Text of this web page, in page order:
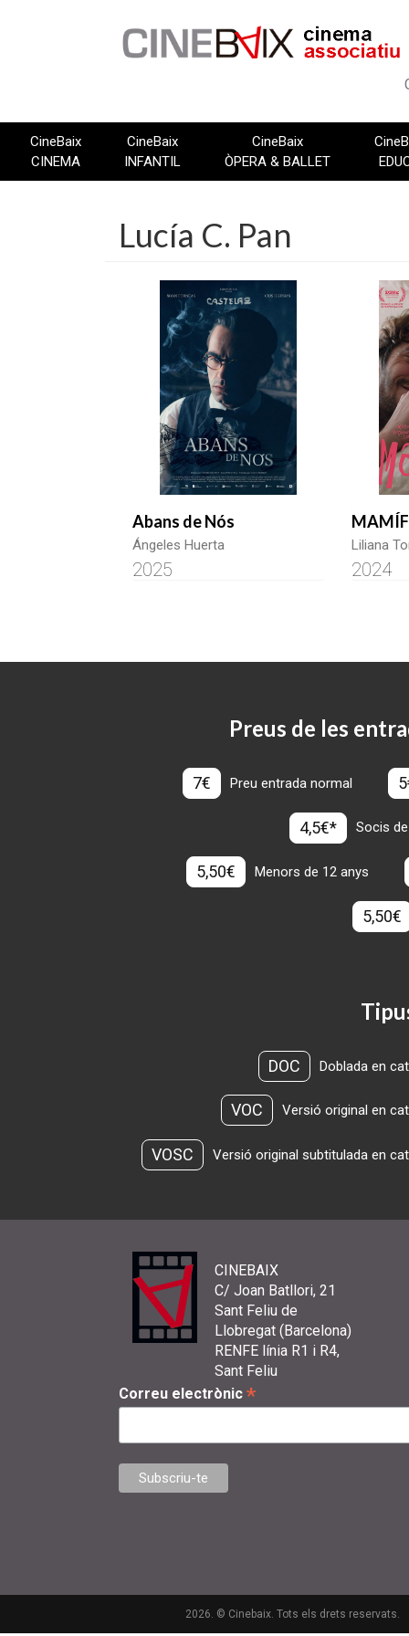
CineBaix
CINEMA
CineBaix
INFANTIL
CineBaix
ÒPERA & BALLET
Lucía C. Pan
Abans de Nós
Ángeles Huerta
2025
Liliana
2024
Preus de les
7€ Preu entrada normal
4,5€* Socis
5,50€ Menors de 12 anys
5,50€
DOC Doblada en
VOC Versió original en
VOSC Versió original subtitulada en
CINEBAIX
C/ Joan Batllori, 21
Sant Feliu de
Llobregat (Barcelona)
RENFE línia R1 i R4,
Sant Feliu
Correu electrònic *
2026. © Cinebaix. Tots els drets reservats.